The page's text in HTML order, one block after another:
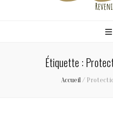
Étiquette :
Accueil /